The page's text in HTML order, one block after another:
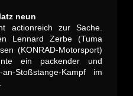
neun
actionreich zur Sache.
Lennard Zerbe (Tuma
(KONRAD-Motorsport)
ein packender und
Stoßstange-Kampf im